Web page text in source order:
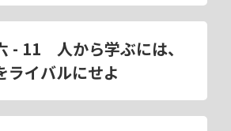
- 11 人から学ぶには、
ライバルにせよ